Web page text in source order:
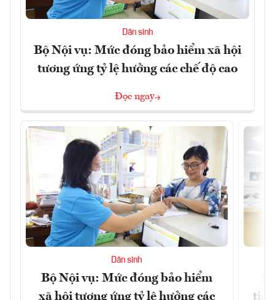
Dân sinh
Bộ Nội vụ: Mức đóng bảo hiểm xã hội
tương ứng tỷ lệ hưởng các chế độ cao
Đọc ngay
Dân sinh
Bộ Nội vụ: Mức đóng bảo hiểm
xã hội tương ứng tỷ lệ hưởng các